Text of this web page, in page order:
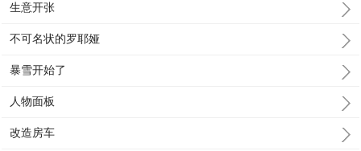
生意开张
不可名状的罗耶娅
暴雪开始了
人物面板
改造房车